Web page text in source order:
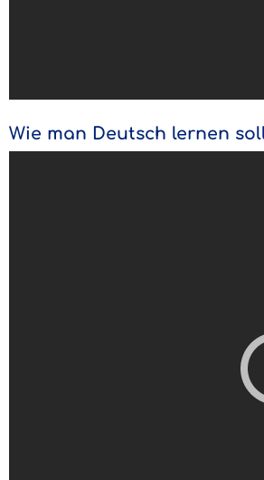
Wie man Deutsch lernen